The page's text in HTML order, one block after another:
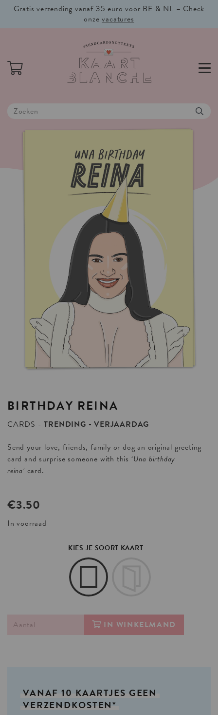
Gratis verzending vanaf 35 euro voor BE & NL – Check
onzevacatures
BIRTHDAY REINA
CARDS TRENDING
VERJAARDAG
Send your love, friends, family or dog an original greeting
card and surprise someone with this ‘Una birthday
reina’ card.
€3.50
In voorraad
KIES JE SOORT KAART
IN WINKELMAND
VANAF 10 KAARTJES GEEN
VERZENDKOSTEN*